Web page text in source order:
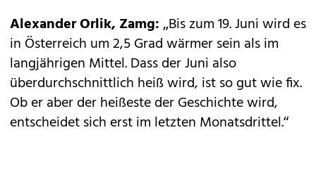
Alexander Orlik, Zamg:„Bis zum 19. Juni wird es
in Österreich um 2,5 Grad wärmer sein als im
langjährigen Mittel. Dass der Juni also
überdurchschnittlich heiß wird, ist so gut wie fix.
Ob er aber der heißeste der Geschichte wird,
entscheidet sich erst im letzten Monatsdrittel.“